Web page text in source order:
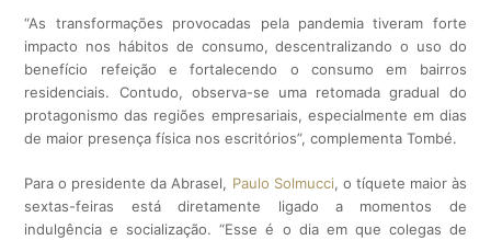
“As transformações provocadas pela pandemia tiveram forte
impacto nos hábitos de consumo, descentralizando o uso do
benefício refeição e fortalecendo o consumo em bairros
residenciais. Contudo, observa-se uma retomada gradual do
protagonismo das regiões empresariais, especialmente em dias
de maior presença física nos escritórios”, complementa Tombé.
Para o presidente da Abrasel, Paulo Solmucci, o tíquete maior às
sextas-feiras está diretamente ligado a momentos de
indulgência e socialização. “Esse é o dia em que colegas de